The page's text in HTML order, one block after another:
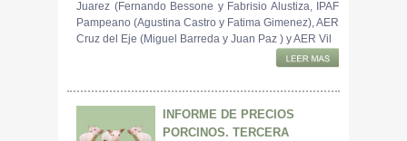
Juarez (Fernando Bessone y Fabrisio Alustiza, IPAF
Pampeano (Agustina Castro y Fatima Gimenez), AER
Cruz del Eje (Miguel Barreda y Juan Paz ) y AER Vil
INFORME DE PRECIOS
PORCINOS. TERCERA